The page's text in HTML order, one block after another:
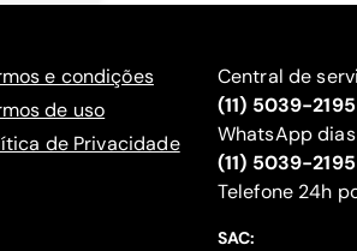
e condições
de uso
de Privacidade
Central de
(11) 5039-2195
WhatsApp
(11) 5039-2195
‍Telefone 24h
SAC: